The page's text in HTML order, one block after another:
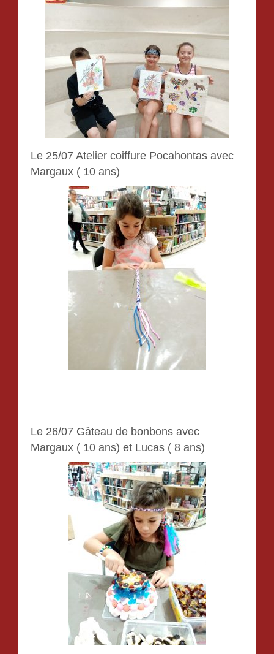
Le 25/07 Atelier coiffure Pocahontas avec
Margaux ( 10 ans)
Le 26/07 Gâteau de bonbons avec
Margaux ( 10 ans) et Lucas ( 8 ans)